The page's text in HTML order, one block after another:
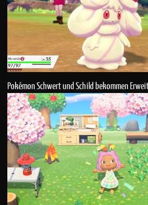
Pokémon Schwert und Schild bekommen